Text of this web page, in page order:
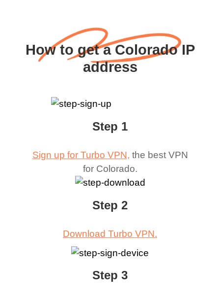
How to get a Colorado IP
address
Step 1
Sign up for Turbo VPN, the best VPN
for Colorado.
Step 2
Download Turbo VPN.
Step 3